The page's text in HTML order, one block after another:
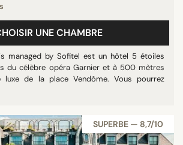
UNE CHAMBRE
managed by Sofitel est un hôtel 5 étoiles
du célèbre opéra Garnier et à 500 mètres
luxe de la place Vendôme. Vous pourrez
SUPERBE — 8,7/10